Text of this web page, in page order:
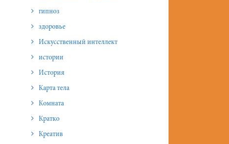
гипноз
здоровье
Искусственный интеллект
истории
История
Карта тела
Комната
Кратко
Креатив